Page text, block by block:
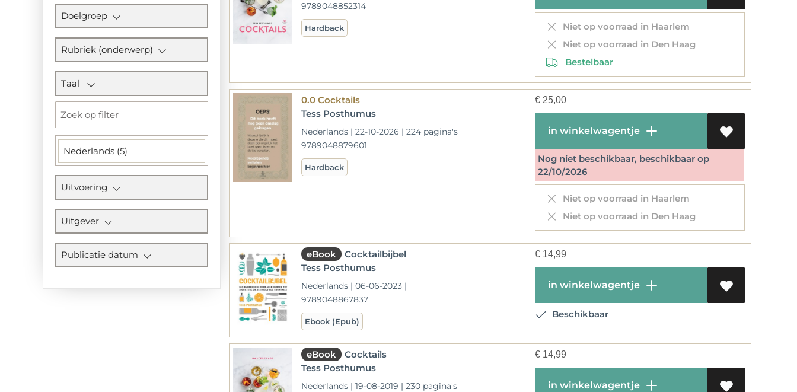
Doelgroep
Rubriek (onderwerp)
Taal
Nederlands (5)
Uitvoering
Uitgever
Publicatie datum
9789048852314
Hardback
Niet op voorraad in Haarlem
Niet op voorraad in Den Haag
Bestelbaar
0.0 Cocktails
Tess Posthumus
Nederlands | 22-10-2026 | 224 pagina's
9789048879601
Hardback
€ 25,00
in winkelwagentje
Nog niet beschikbaar, beschikbaar op
22/10/2026
Niet op voorraad in Haarlem
Niet op voorraad in Den Haag
eBook
Cocktailbijbel
Tess Posthumus
Nederlands | 06-06-2023 |
9789048867837
Ebook (Epub)
€ 14,99
in winkelwagentje
Beschikbaar
eBook
Cocktails
Tess Posthumus
Nederlands | 19-08-2019 | 230 pagina's
€ 14,99
in winkelwagentje